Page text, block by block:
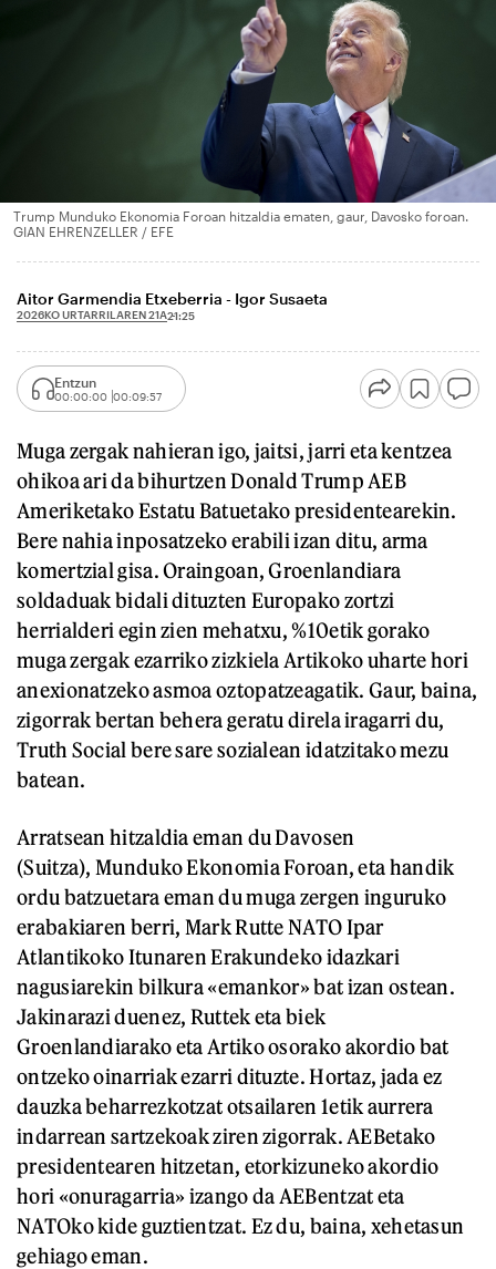
Trump Munduko Ekonomia Foroan hitzaldia ematen, gaur, Davosko foroan.
GIAN EHRENZELLER / EFE
Aitor Garmendia Etxeberria - Igor Susaeta
2026KO URTARRILAREN 21A21:25
Entzun
00:00:00 00:09:57
Muga zergak nahieran igo, jaitsi, jarri eta kentzea
ohikoa ari da bihurtzen Donald Trump AEB
Ameriketako Estatu Batuetako presidentearekin.
Bere nahia inposatzeko erabili izan ditu, arma
komertzial gisa. Oraingoan, Groenlandiara
soldaduak bidali dituzten Europako zortzi
herrialderi egin zien mehatxu, %10etik gorako
muga zergak ezarriko zizkiela Artikoko uharte hori
anexionatzeko asmoa oztopatzeagatik. Gaur, baina,
zigorrak bertan behera geratu direla iragarri du,
Truth Social bere sare sozialean idatzitako mezu
batean.
Arratsean hitzaldia eman du Davosen
(Suitza), Munduko Ekonomia Foroan, eta handik
ordu batzuetara eman du muga zergen inguruko
erabakiaren berri, Mark Rutte NATO Ipar
Atlantikoko Itunaren Erakundeko idazkari
nagusiarekin bilkura «emankor» bat izan ostean.
Jakinarazi duenez, Ruttek eta biek
Groenlandiarako eta Artiko osorako akordio bat
ontzeko oinarriak ezarri dituzte. Hortaz, jada ez
dauzka beharrezkotzat otsailaren 1etik aurrera
indarrean sartzekoak ziren zigorrak. AEBetako
presidentearen hitzetan, etorkizuneko akordio
hori «onuragarria» izango da AEBentzat eta
NATOko kide guztientzat. Ez du, baina, xehetasun
gehiago eman.